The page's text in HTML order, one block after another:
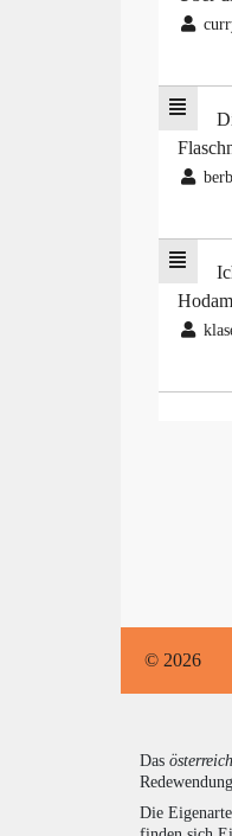
© 2026
Das
Die